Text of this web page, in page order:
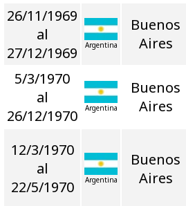
26/11/1969
al
27/12/1969
Argentina
Buenos
Aires
5/3/1970
al
26/12/1970
Argentina
Buenos
Aires
12/3/1970
al
22/5/1970
Argentina
Buenos
Aires